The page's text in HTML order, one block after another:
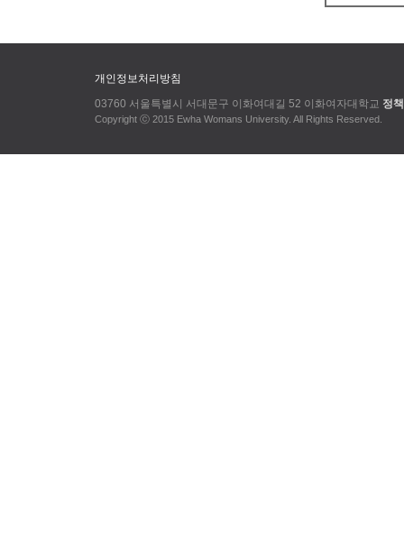
개인정보처리방침
03760 서울특별시 서대문구 이화여대길 52 이화여자대학교 정
Copyright ⓒ 2015 Ewha Womans University. All Rights Reserved.